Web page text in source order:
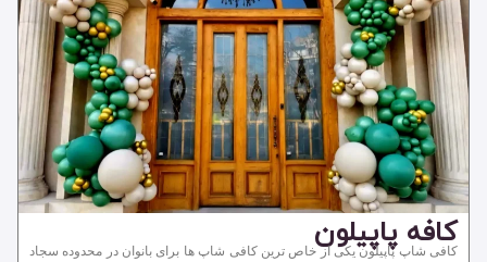
کافه پاپیلون
کافی شاپ پاپیلون یکی از خاص ترین کافی شاپ ها برای بانوان در محدوده سجاد